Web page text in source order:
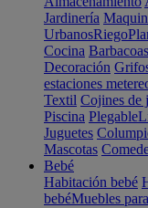
Jardinería
UrbanosRiego
Cocina Barbacoas
Decoración
estaciones
Textil Cojines de
Piscina Plegable
Juguetes
Mascotas
Bebé
Habitación bebé
bebéMuebles